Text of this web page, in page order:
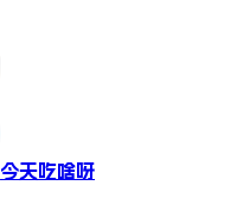
今天吃啥呀